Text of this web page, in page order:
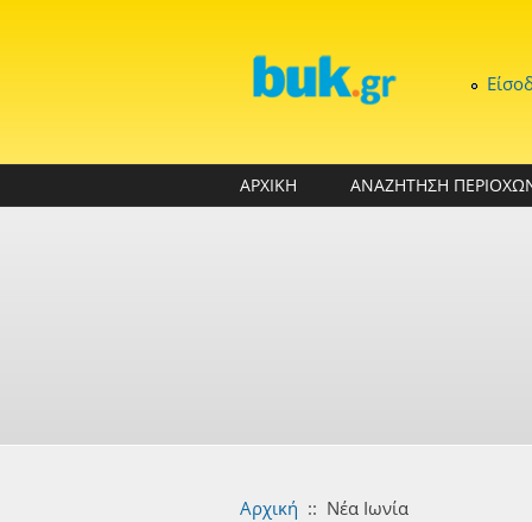
ΑΡΧΙΚΗ ΑΝΑΖΗΤΗΣΗ
Αρχική :: Νέα Ιωνία